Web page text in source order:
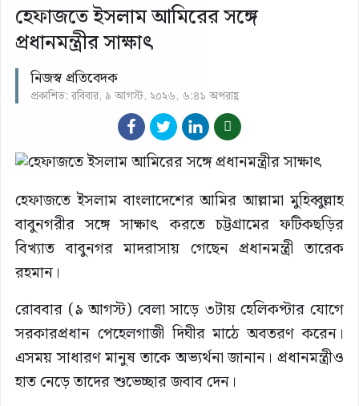
হেফাজতে ইসলাম আমিরের সঙ্গে
প্রধানমন্ত্রীর সাক্ষাৎ
নিজস্ব প্রতিবেদক
প্রকাশিত: রবিবার, ৯ আগস্ট, ২০২৬, ৬:৪১ অপরাহ্ণ
হেফাজতে ইসলাম বাংলাদেশের আমির আল্লামা মুহিব্বুল্লাহ
বাবুনগরীর সঙ্গে সাক্ষাৎ করতে চট্টগ্রামের ফটিকছড়ির
বিখ্যাত বাবুনগর মাদরাসায় গেছেন প্রধানমন্ত্রী তারেক
রহমান।
রোববার (৯ আগস্ট) বেলা সাড়ে ৩টায় হেলিকপ্টার যোগে
সরকারপ্রধান পেহেলগাজী দিঘীর মাঠে অবতরণ করেন।
এসময় সাধারণ মানুষ তাকে অভ্যর্থনা জানান। প্রধানমন্ত্রীও
হাত নেড়ে তাদের শুভেচ্ছার জবাব দেন।